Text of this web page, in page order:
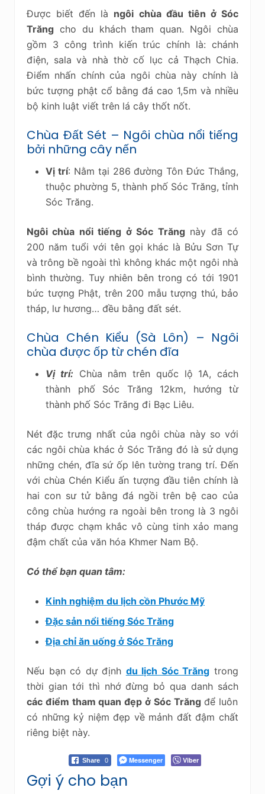
Được biết đến là ngôi chùa đầu tiên ở Sóc
Trăng cho du khách tham quan. Ngôi chùa
gồm 3 công trình kiến trúc chính là: chánh
điện, sala và nhà thờ cố lục cả Thạch Chia.
Điểm nhấn chính của ngôi chùa này chính là
bức tượng phật cổ bằng đá cao 1,5m và nhiều
bộ kinh luật viết trên lá cây thốt nốt.
Chùa Đất Sét – Ngôi chùa nổi tiếng
bởi những cây nến
Vị trí: Nằm tại 286 đường Tôn Đức Thắng,
thuộc phường 5, thành phố Sóc Trăng, tỉnh
Sóc Trăng.
Ngôi chùa nổi tiếng ở Sóc Trăngnày đã có
200 năm tuổi với tên gọi khác là Bửu Sơn Tự
và trông bề ngoài thì không khác một ngôi nhà
bình thường. Tuy nhiên bên trong có tới 1901
bức tượng Phật, trên 200 mẫu tượng thú, bảo
tháp, lư hương… đều bằng đất sét.
Chùa Chén Kiểu (Sà Lôn) – Ngôi
chùa được ốp từ chén đĩa
Vị trí: Chùa nằm trên quốc lộ 1A, cách
thành phố Sóc Trăng 12km, hướng từ
thành phố Sóc Trăng đi Bạc Liêu.
Nét đặc trưng nhất của ngôi chùa này so với
các ngôi chùa khác ở Sóc Trăng đó là sử dụng
những chén, đĩa sứ ốp lên tường trang trí. Đến
với chùa Chén Kiểu ấn tượng đầu tiên chính là
hai con sư tử bằng đá ngồi trên bệ cao của
công chùa hướng ra ngoài bên trong là 3 ngôi
tháp được chạm khắc vô cùng tinh xảo mang
đậm chất của văn hóa Khmer Nam Bộ.
Có thể bạn quan tâm:
Kinh nghiệm du lịch cồn Phước Mỹ
Đặc sản nổi tiếng Sóc Trăng
Địa chỉ ăn uống ở Sóc Trăng
Nếu bạn có dự định du lịch Sóc Trăng trong
thời gian tới thì nhớ đừng bỏ qua danh sách
các điểm tham quan đẹp ở Sóc Trăngđể luôn
có những kỷ niệm đẹp về mảnh đất đậm chất
riêng biệt này.
Share 0 Messenger Viber
Gợi ý cho bạn